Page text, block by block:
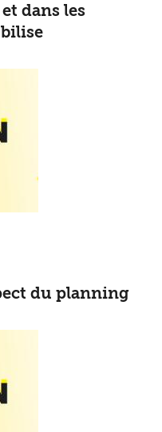
dans les
du planning